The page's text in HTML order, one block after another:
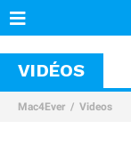
VIDÉOS
Mac4Ever Videos